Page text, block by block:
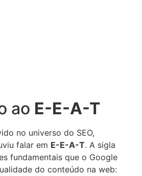
ao E-E-A-T
no universo do SEO,
falar em E-E-A-T. A sigla
fundamentais que o Google
do conteúdo na web: